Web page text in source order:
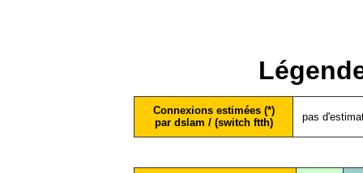
Connexions estimées (*)
par dslam / (switch ftth)
pas